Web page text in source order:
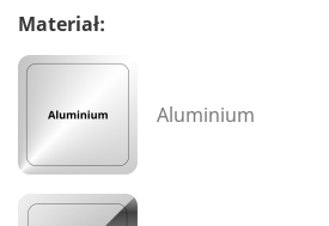
Materiał:
Aluminium